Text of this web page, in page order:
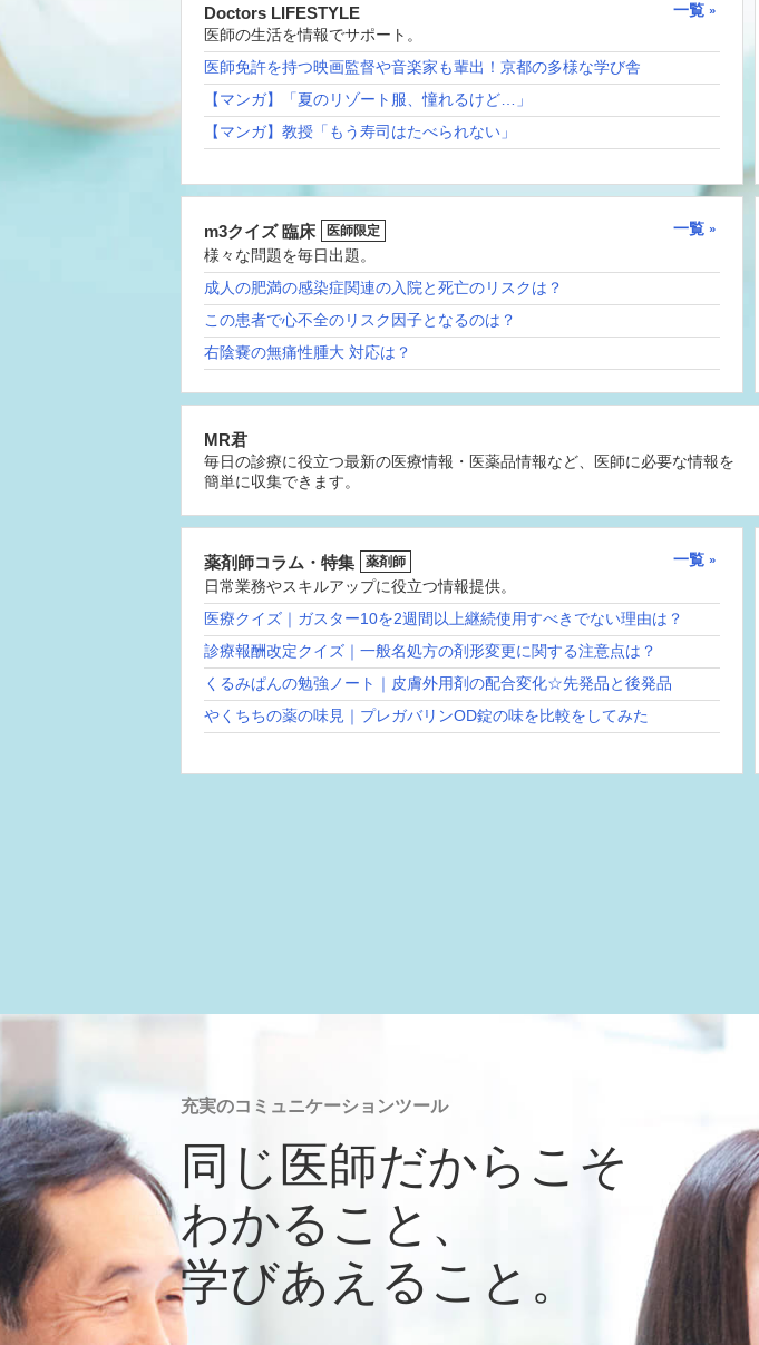
Doctors LIFESTYLE
一覧
医師の生活を情報でサポート。
医師免許を持つ映画監督や音楽家も輩出！京都の多様な学び舎
【マンガ】「夏のリゾート服、憧れるけど…」
【マンガ】教授「もう寿司はたべられない」
m3クイズ 臨床 医師限定
一覧
様々な問題を毎日出題。
成人の肥満の感染症関連の入院と死亡のリスクは？
この患者で心不全のリスク因子となるのは？
右陰嚢の無痛性腫大 対応は？
MR君
毎日の診療に役立つ最新の医療情報・医薬品情報など、医師に必要な情報を
簡単に収集できます。
薬剤師コラム・特集 薬剤師
一覧
日常業務やスキルアップに役立つ情報提供。
医療クイズ｜ガスター10を2週間以上継続使用すべきでない理由は？
診療報酬改定クイズ｜一般名処方の剤形変更に関する注意点は？
くるみぱんの勉強ノート｜皮膚外用剤の配合変化☆先発品と後発品
やくちちの薬の味見｜プレガバリンOD錠の味を比較をしてみた
充実のコミュニケーションツール
同じ医師だからこそ
わかること、
学びあえること。